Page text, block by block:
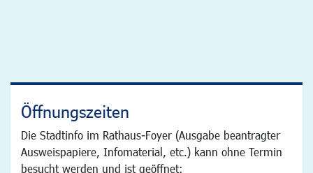
Öffnungszeiten
Die Stadtinfo im Rathaus-Foyer (Ausgabe beantragter
Ausweispapiere, Infomaterial, etc.) kann ohne Termin
besucht werden und ist geöffnet: